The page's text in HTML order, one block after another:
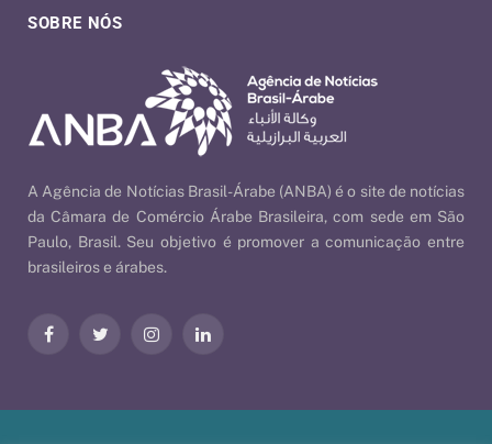
SOBRE NÓS
A Agência de Notícias Brasil-Árabe (ANBA) é o site de notícias
da Câmara de Comércio Árabe Brasileira, com sede em São
Paulo, Brasil. Seu objetivo é promover a comunicação entre
brasileiros e árabes.
FacebookTwitter InstagramLinkedIn